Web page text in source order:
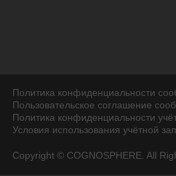
Политика конфиденциальности
Пользовательское соглашение
Политика конфиденциальности
Условия использования учётной
Copyright © COGNOSPHERE. All